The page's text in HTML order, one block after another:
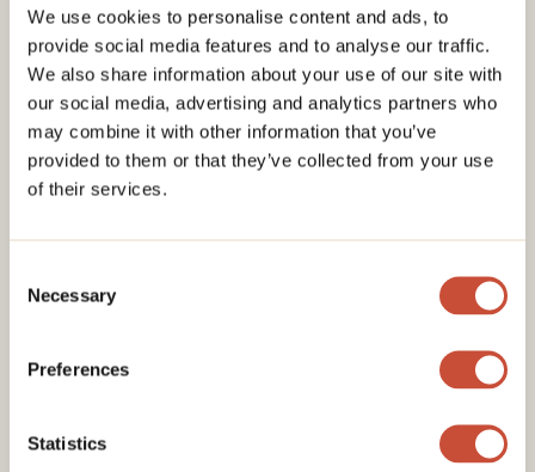
We use cookies to personalise content and ads, to
provide social media features and to analyse our traffic.
We also share information about your use of our site with
our social media, advertising and analytics partners who
may combine it with other information that you’ve
provided to them or that they’ve collected from your use
of their services.
Selection
Necessary
Preferences
Statistics